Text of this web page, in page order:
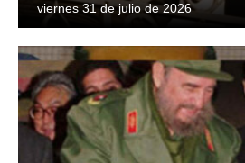
viernes 31 de julio de 2026